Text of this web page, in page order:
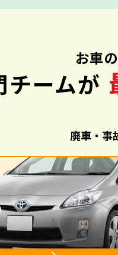
お車
チームが
廃車・事